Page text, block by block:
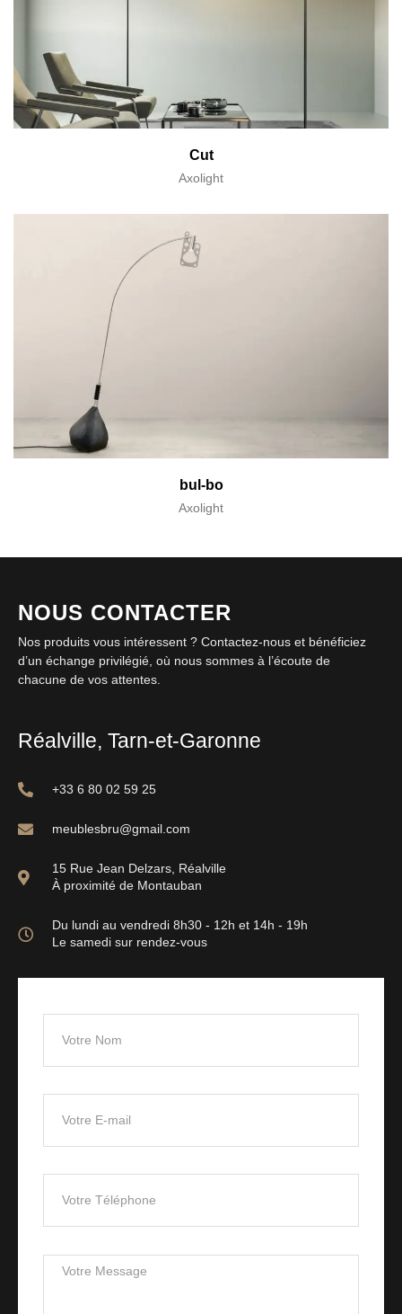
Cut
Axolight
bul-bo
Axolight
NOUS CONTACTER
Nos produits vous intéressent ? Contactez-nous et bénéficiez
d’un échange privilégié, où nous sommes à l’écoute de
chacune de vos attentes.
Réalville, Tarn-et-Garonne
+33 6 80 02 59 25
meublesbru@gmail.com
15 Rue Jean Delzars, Réalville
À proximité de Montauban
Du lundi au vendredi 8h30 - 12h et 14h - 19h
Le samedi sur rendez-vous